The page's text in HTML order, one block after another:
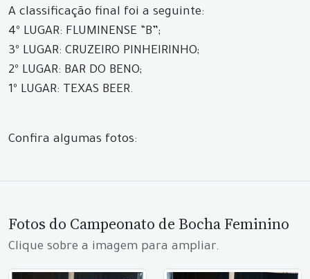
A classificação final foi a seguinte:
4º LUGAR: FLUMINENSE “B”;
3º LUGAR: CRUZEIRO PINHEIRINHO;
2º LUGAR: BAR DO BENO;
1º LUGAR: TEXAS BEER.
Confira algumas fotos:
Fotos do Campeonato de Bocha Feminino
Clique sobre a imagem para ampliar.